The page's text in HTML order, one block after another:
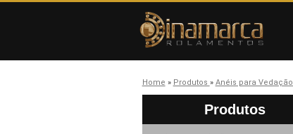
Home » Produtos » Anéis para Vedação
Produtos